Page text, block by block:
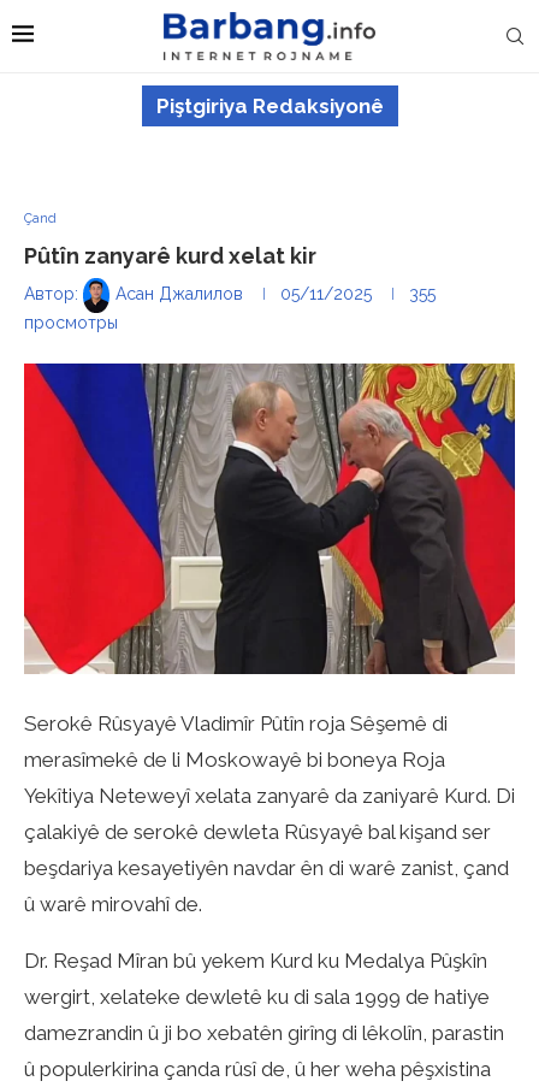
Piştgiriya Redaksiyonê
Çand
Pûtîn zanyarê kurd xelat kir
Автор: Асан Джалилов 05/11/2025
355
просмотры
Serokê Rûsyayê Vladimîr Pûtîn roja Sêşemê di
merasîmekê de li Moskowayê bi boneya Roja
Yekîtiya Neteweyî xelata zanyarê da zaniyarê Kurd. Di
çalakiyê de serokê dewleta Rûsyayê bal kişand ser
beşdariya kesayetiyên navdar ên di warê zanist, çand
û warê mirovahî de.
Dr. Reşad Mîran bû yekem Kurd ku Medalya Pûşkîn
wergirt, xelateke dewletê ku di sala 1999 de hatiye
damezrandin û ji bo xebatên girîng di lêkolîn, parastin
û populerkirina çanda rûsî de, û her weha pêşxistina